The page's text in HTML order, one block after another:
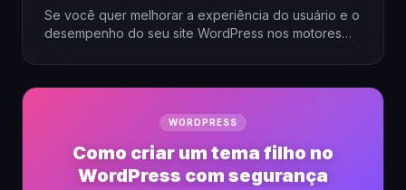
Se você quer melhorar a experiência do usuário e o
desempenho do seu site WordPress nos motores
WORDPRESS
Como criar um tema filho no
WordPress com segurança